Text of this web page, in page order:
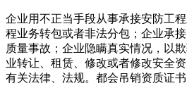
企业用不正当手段从事承接安防工
程业务转包或者非法分包；企业承
质量事故；企业隐瞒真实情况，以
业转让、租赁、修改或者修改安全
有关法律、法规。都会吊销资质证书